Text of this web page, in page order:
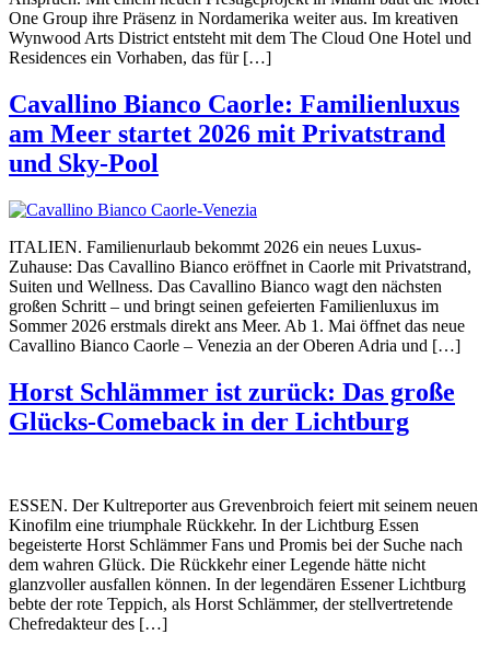
One Group ihre Präsenz in Nordamerika weiter aus. Im kreativen
Wynwood Arts District entsteht mit dem The Cloud One Hotel und
Residences ein Vorhaben, das für […]
Cavallino Bianco Caorle: Familienluxus
am Meer startet 2026 mit Privatstrand
und Sky-Pool
ITALIEN. Familienurlaub bekommt 2026 ein neues Luxus-
Zuhause: Das Cavallino Bianco eröffnet in Caorle mit Privatstrand,
Suiten und Wellness. Das Cavallino Bianco wagt den nächsten
großen Schritt – und bringt seinen gefeierten Familienluxus im
Sommer 2026 erstmals direkt ans Meer. Ab 1. Mai öffnet das neue
Cavallino Bianco Caorle – Venezia an der Oberen Adria und […]
Horst Schlämmer ist zurück: Das große
Glücks-Comeback in der Lichtburg
ESSEN. Der Kultreporter aus Grevenbroich feiert mit seinem neuen
Kinofilm eine triumphale Rückkehr. In der Lichtburg Essen
begeisterte Horst Schlämmer Fans und Promis bei der Suche nach
dem wahren Glück. Die Rückkehr einer Legende hätte nicht
glanzvoller ausfallen können. In der legendären Essener Lichtburg
bebte der rote Teppich, als Horst Schlämmer, der stellvertretende
Chefredakteur des […]